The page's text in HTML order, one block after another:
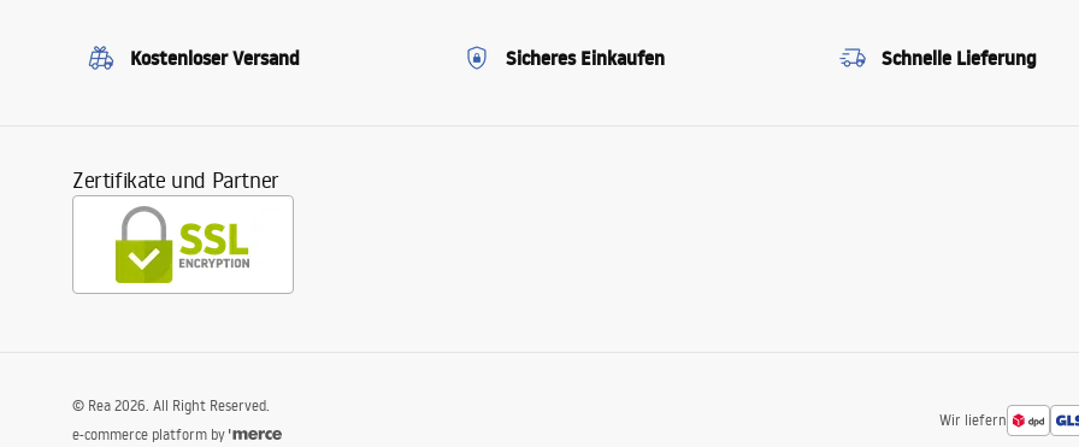
Kostenloser Versand Sicheres Einkaufen Schnelle Lieferung
Zertifikate und Partner
Wir liefern
© Rea 2026. All Right Reserved.
e-commerce platform by